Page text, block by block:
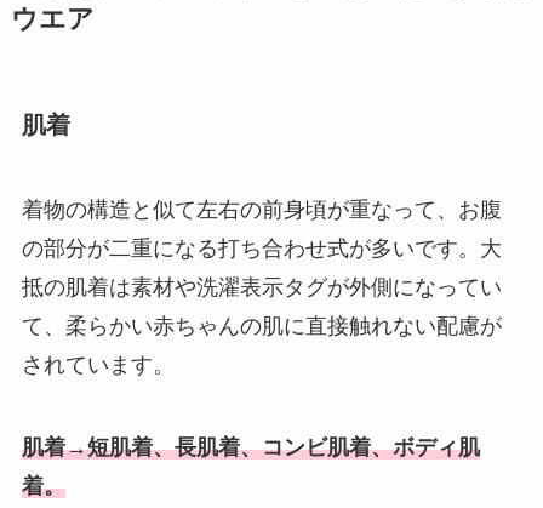
ウエア
肌着
着物の構造と似て左右の前身頃が重なって、お腹
の部分が二重になる打ち合わせ式が多いです。大
抵の肌着は素材や洗濯表示タグが外側になってい
て、柔らかい赤ちゃんの肌に直接触れない配慮が
されています。
肌着→短肌着、長肌着、コンビ肌着、ボディ肌
着。